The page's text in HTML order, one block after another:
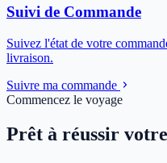
Suivi de Commande
Suivez l'état de votre
livraison.
Suivre ma commande
Commencez le voyage
Prêt à réussir